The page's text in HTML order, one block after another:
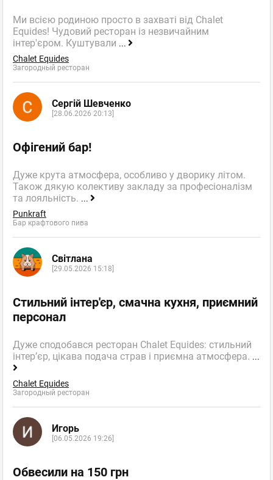
Ми всією родиною просто в захваті від Chalet
Equides! Чудовий ресторан із незвичайним
інтер'єром. Куштували ...
Chalet Equides
Загородный ресторан
Сергій Шевченко
[28.06.2026 20:13]
Офігений бар!
Дуже крута атмосфера, особливо у дворику літом.
Також дякую колективу закладу за професіоналізм
та лояльність. ...
Punkraft
Бар крафтового пива
Світлана
[29.05.2026 15:18]
Стильний інтер'єр, смачна кухня, приємний
персонал
Дуже сподобався ресторан Chalet Equides: стильний
інтер’єр, цікава подача страв і приємна атмосфера. ...
Chalet Equides
Загородный ресторан
Игорь
[06.05.2026 19:26]
Обвесили на 150 грн